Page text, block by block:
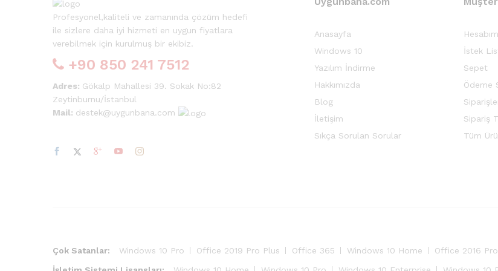
Profesyonel,kaliteli ve zamanında çözüm hedefi
ile sizlere daha iyi hizmeti en uygun fiyatlara
verebilmek için kurulmuş bir ekibiz.
+90 850 241 7512
Adres: Gökalp Mahallesi 39. Sokak No:82
Zeytinburnu/İstanbul
Mail: destek@uygunbana.com
Anasayfa
Windows 10
Yazılım İndirme
Hakkımızda
Blog
İletişim
Sıkça Sorulan Sorular
Hesabım
İstek
Sepet
Ödeme
Sipariş
Tüm
Çok Satanlar: Windows 10 Pro Office 2019 Pro Plus Office 365 Windows 10 Home
Office 2016